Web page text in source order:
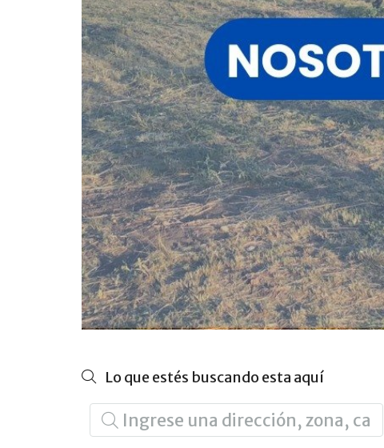
Lo que estés buscando esta aquí